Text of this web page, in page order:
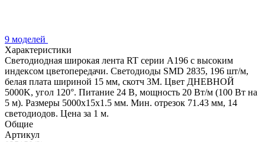
9 моделей
Характеристики
Светодиодная широкая лента RT серии A196 с высоким
индексом цветопередачи. Светодиоды SMD 2835, 196 шт/м,
белая плата шириной 15 мм, скотч 3М. Цвет ДНЕВНОЙ
5000K, угол 120°. Питание 24 В, мощность 20 Вт/м (100 Вт на
5 м). Размеры 5000х15х1.5 мм. Мин. отрезок 71.43 мм, 14
светодиодов. Цена за 1 м.
Общие
Артикул